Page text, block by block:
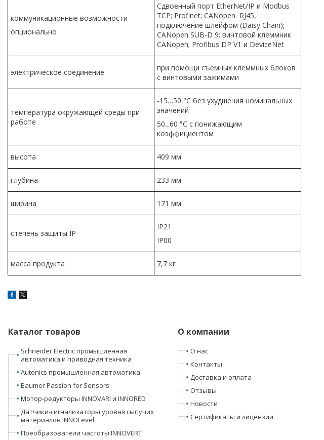
коммуникационные возможности
опционально
Сдвоенный порт EtherNet/IP и Modbus
TCP; Profinet; CANopen RJ45,
подключение шлейфом (Daisy Chain);
CANopen SUB-D 9; винтовой клеммник
CANopen; Profibus DP V1 и DeviceNet
электрическое соединение
при помощи съемных клеммных блоков
с винтовыми зажимами
температура окружающей среды при
работе
-15…50 °C без ухудшения номинальных
значений
50...60 °C с понижающим
коэффициентом
высота 409 мм
глубина 233 мм
ширина 171 мм
степень защиты IP
IP21
IP00
масса продукта 7,7 кг
Каталог товаров
Schneider Electric промышленная
автоматика и приводная техника
Autonics промышленная автоматика
Baumer Passion for Sensors
Мотор-редукторы INNOVARI и INNORED
Датчики-сигнализаторы уровня сыпучих
материалов INNOLevel
Преобразователи частоты INNOVERT
О компании
О нас
Контакты
Доставка и оплата
Отзывы
Новости
Сертификаты и лицензии